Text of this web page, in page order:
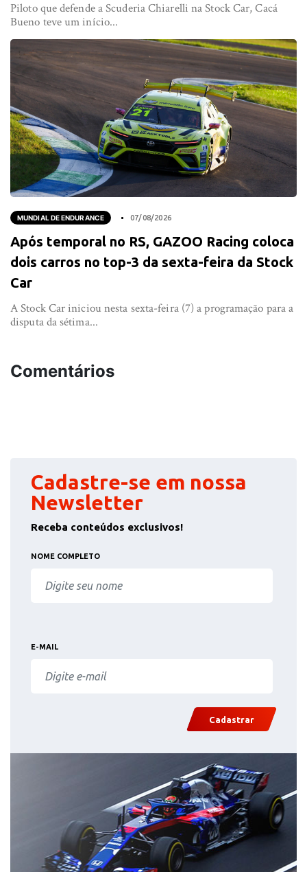
Piloto que defende a Scuderia Chiarelli na Stock Car, Cacá
Bueno teve um início...
MUNDIAL DE ENDURANCE 07/08/2026
Após temporal no RS, GAZOO Racing coloca
dois carros no top-3 da sexta-feira da Stock
Car
A Stock Car iniciou nesta sexta-feira (7) a programação para a
disputa da sétima...
Comentários
Cadastre-se em nossa
Newsletter
Receba conteúdos exclusivos!
NOME COMPLETO
E-MAIL
Cadastrar